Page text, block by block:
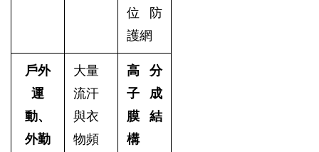
位防
護網
戶外
運
動、
外勤
大量
流汗
與衣
物頻
高分
子成
膜結
構